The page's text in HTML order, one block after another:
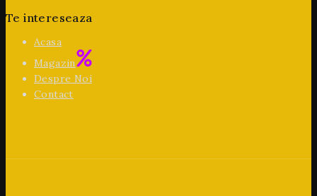
Te intereseaza
Acasa
Magazin
Despre Noi
Contact